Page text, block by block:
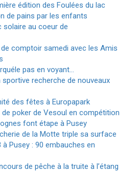
édition des Foulées du lac
de pains par les enfants
solaire au coeur de
de comptoir samedi avec les Amis
pas en voyant…
sportive recherche de nouveaux
des fêtes à Europapark
de poker de Vesoul en compétition
font étape à Pusey
de la Motte triple sa surface
à Pusey : 90 embauches en
de pêche à la truite à l’étang